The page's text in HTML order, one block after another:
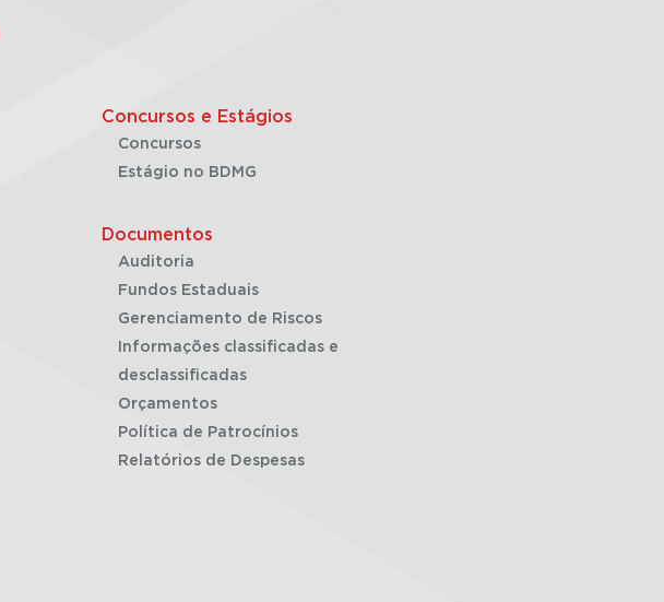
Concursos e Estágios
Concursos
Estágio no BDMG
Documentos
Auditoria
Fundos Estaduais
Gerenciamento de Riscos
Informações classificadas e
desclassificadas
Orçamentos
Política de Patrocínios
Relatórios de Despesas